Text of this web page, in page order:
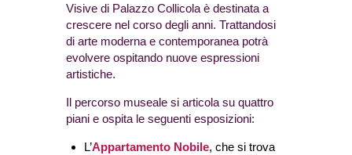
Visive di Palazzo Collicola è destinata a
crescere nel corso degli anni. Trattandosi
di arte moderna e contemporanea potrà
evolvere ospitando nuove espressioni
artistiche.
Il percorso museale si articola su quattro
piani e ospita le seguenti esposizioni:
L’Appartamento Nobile, che si trova